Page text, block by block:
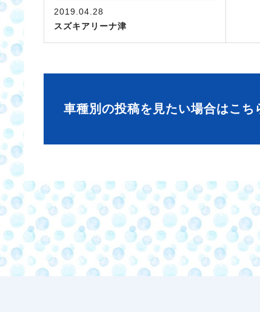
2019.04.28
スズキアリーナ津
車種別の投稿を見たい場合はこち